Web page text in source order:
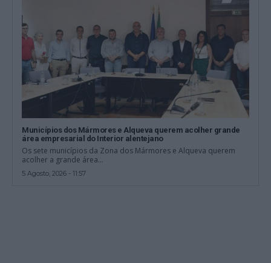
Municípios dos Mármores e Alqueva querem acolher grande
área empresarial do Interior alentejano
Os sete municípios da Zona dos Mármores e Alqueva querem
acolher a grande área...
5 Agosto, 2026 - 11:57